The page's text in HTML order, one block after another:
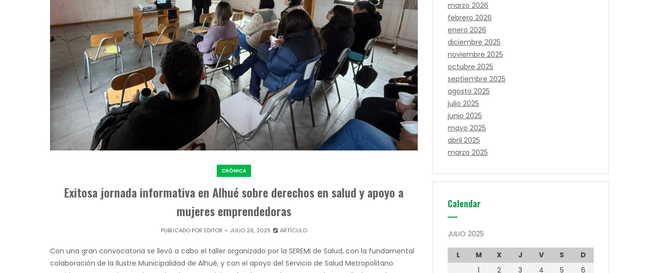
CRÓNICA
Exitosa jornada informativa en Alhué sobre derechos en salud y apoyo a
mujeres emprendedoras
PUBLICADO POR EDITOR JULIO 26, 2025 ARTÍCULO
Con una gran convocatoria se llevó a cabo el taller organizado por la SEREMI de Salud, con la fundamental
colaboración de la Ilustre Municipalidad de Alhué, y con el apoyo del Servicio de Salud Metropolitano
marzo 2026
febrero 2026
enero 2026
diciembre 2025
noviembre 2025
octubre 2025
septiembre 2025
agosto 2025
julio 2025
junio 2025
mayo 2025
abril 2025
marzo 2025
Calendar
JULIO 2025
L M X J V S
D
1
2 3 4 5
6